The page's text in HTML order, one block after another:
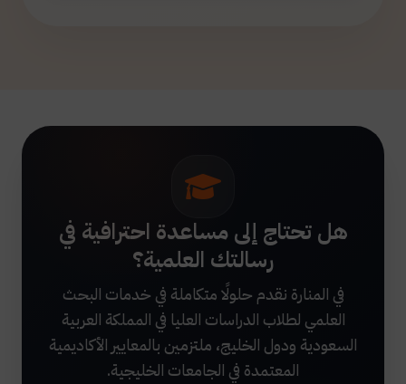
هل تحتاج إلى مساعدة احترافية في
رسالتك العلمية؟
في المنارة نقدم حلولًا متكاملة في خدمات البحث
العلمي لطلاب الدراسات العليا في المملكة العربية
السعودية ودول الخليج، ملتزمين بالمعايير الأكاديمية
المعتمدة في الجامعات الخليجية.